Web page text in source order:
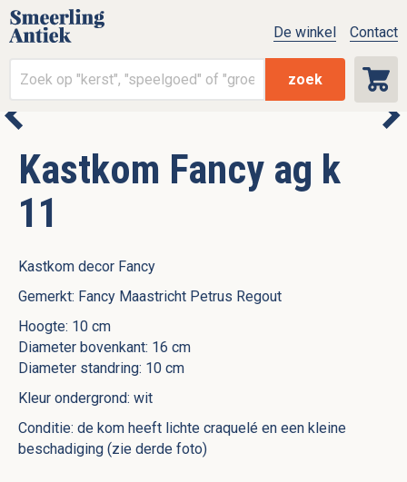
zoek
De winkel Contact
Kastkom Fancy ag k
11
Kastkom decor Fancy
Gemerkt: Fancy Maastricht Petrus Regout
Hoogte: 10 cm
Diameter bovenkant: 16 cm
Diameter standring: 10 cm
Kleur ondergrond: wit
Conditie: de kom heeft lichte craquelé en een kleine
beschadiging (zie derde foto)